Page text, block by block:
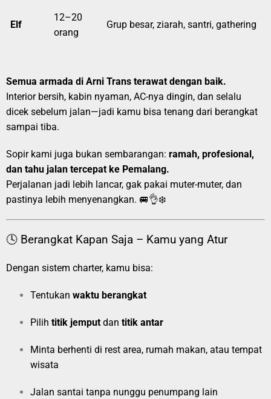
Elf
12–20
orang
Grup besar, ziarah, santri, gathering
Semua armada di Arni Trans terawat dengan baik.
Interior bersih, kabin nyaman, AC-nya dingin, dan selalu
dicek sebelum jalan—jadi kamu bisa tenang dari berangkat
sampai tiba.
Sopir kami juga bukan sembarangan: ramah, profesional,
dan tahu jalan tercepat ke Pemalang.
Perjalanan jadi lebih lancar, gak pakai muter-muter, dan
pastinya lebih menyenangkan. 🚐👌❄️
🕓 Berangkat Kapan Saja – Kamu yang Atur
Dengan sistem charter, kamu bisa:
Tentukan waktu berangkat
Pilih titik jemput dan titik antar
Minta berhenti di rest area, rumah makan, atau tempat
wisata
Jalan santai tanpa nunggu penumpang lain